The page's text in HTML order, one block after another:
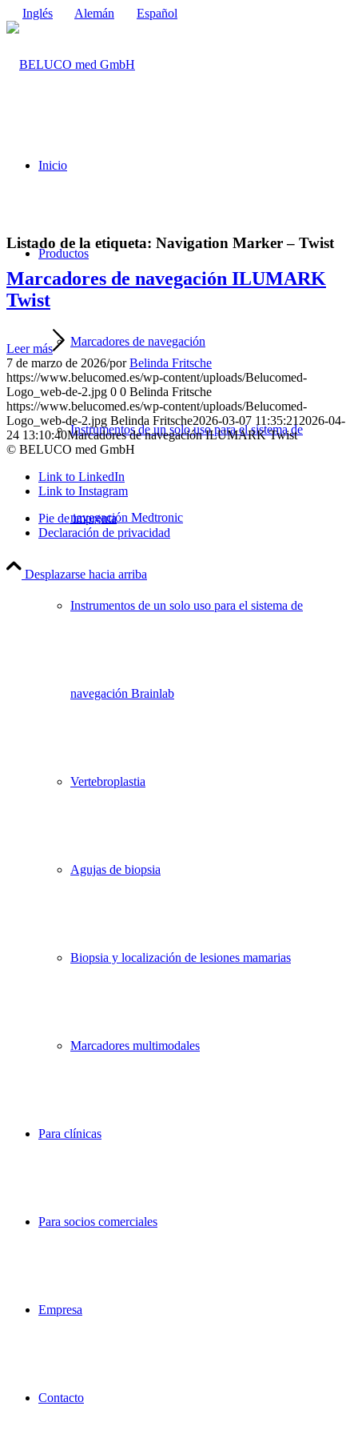
Inglés Alemán Español
Inicio
Productos
Marcadores de navegación
Instrumentos de un solo uso para el sistema de
navegación Medtronic
Instrumentos de un solo uso para el sistema de
navegación Brainlab
Vertebroplastia
Agujas de biopsia
Biopsia y localización de lesiones mamarias
Marcadores multimodales
Para clínicas
Para socios comerciales
Empresa
Contacto
Listado de la etiqueta: Navigation Marker – Twist
Marcadores de navegación ILUMARK
Twist
Leer más
7 de marzo de 2026/porBelinda Fritsche
https://www.belucomed.es/wp-content/uploads/Belucomed-
Logo_web-de-2.jpg 0 0 Belinda Fritsche
https://www.belucomed.es/wp-content/uploads/Belucomed-
Logo_web-de-2.jpg Belinda Fritsche2026-03-07 11:35:21 2026-04-
24 13:10:40Marcadores de navegación ILUMARK Twist
© BELUCO med GmbH
Link to LinkedIn
Link to Instagram
Pie de imprenta
Declaración de privacidad
Desplazarse hacia arriba